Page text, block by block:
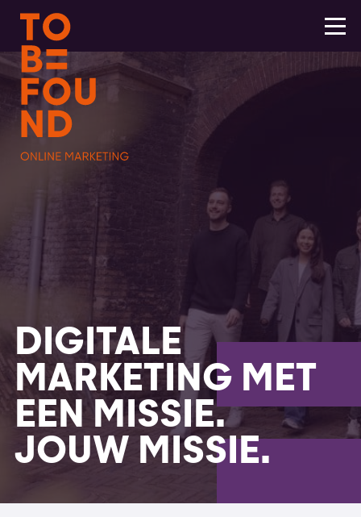
DIGITALE
MARKETING MET
EEN MISSIE.
JOUW MISSIE.